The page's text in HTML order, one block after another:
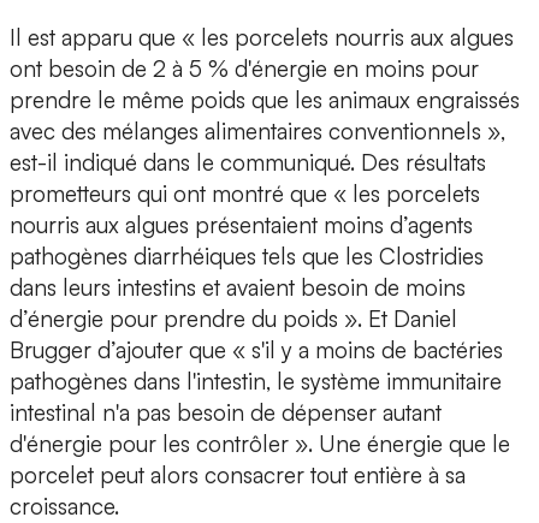
Il est apparu que « les porcelets nourris aux algues
ont besoin de 2 à 5 % d'énergie en moins pour
prendre le même poids que les animaux engraissés
avec des mélanges alimentaires conventionnels »,
est-il indiqué dans le communiqué. Des résultats
prometteurs qui ont montré que « les porcelets
nourris aux algues présentaient moins d’agents
pathogènes diarrhéiques tels que les Clostridies
dans leurs intestins et avaient besoin de moins
d’énergie pour prendre du poids ». Et Daniel
Brugger d’ajouter que « s'il y a moins de bactéries
pathogènes dans l'intestin, le système immunitaire
intestinal n'a pas besoin de dépenser autant
d'énergie pour les contrôler ». Une énergie que le
porcelet peut alors consacrer tout entière à sa
croissance.